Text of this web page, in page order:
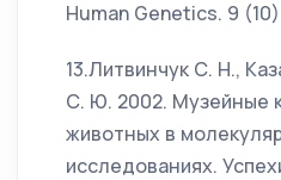
Human Genetics. 9
13.Литвинчук С. Н.,
С. Ю. 2002. Музейные
животных в
исследованиях.